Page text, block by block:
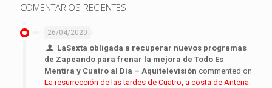
COMENTARIOS RECIENTES
26/04/2020
LaSexta obligada a recuperar nuevos programas
de Zapeando para frenar la mejora de Todo Es
Mentira y Cuatro al Día – Aquitelevisión commented on
La resurrección de las tardes de Cuatro, a costa de Antena